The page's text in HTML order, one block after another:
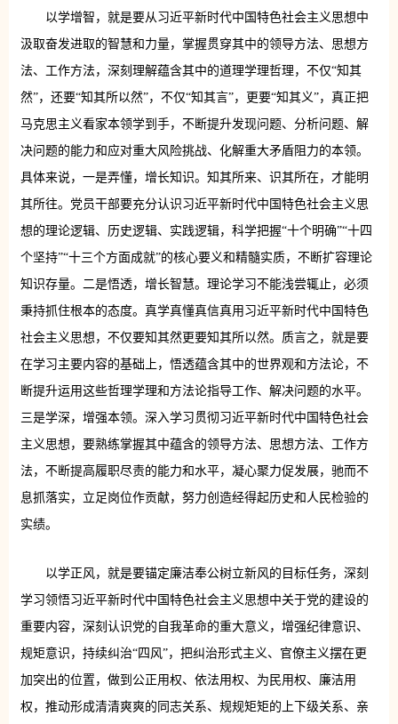
以学增智，就是要从习近平新时代中国特色社会主义思想中
汲取奋发进取的智慧和力量，掌握贯穿其中的领导方法、思想方
法、工作方法，深刻理解蕴含其中的道理学理哲理，不仅“知其
然”，还要“知其所以然”，不仅“知其言”，更要“知其义”，真正把
马克思主义看家本领学到手，不断提升发现问题、分析问题、解
决问题的能力和应对重大风险挑战、化解重大矛盾阻力的本领。
具体来说，一是弄懂，增长知识。知其所来、识其所在，才能明
其所往。党员干部要充分认识习近平新时代中国特色社会主义思
想的理论逻辑、历史逻辑、实践逻辑，科学把握“十个明确”“十四
个坚持”“十三个方面成就”的核心要义和精髓实质，不断扩容理论
知识存量。二是悟透，增长智慧。理论学习不能浅尝辄止，必须
秉持抓住根本的态度。真学真懂真信真用习近平新时代中国特色
社会主义思想，不仅要知其然更要知其所以然。质言之，就是要
在学习主要内容的基础上，悟透蕴含其中的世界观和方法论，不
断提升运用这些哲理学理和方法论指导工作、解决问题的水平。
三是学深，增强本领。深入学习贯彻习近平新时代中国特色社会
主义思想，要熟练掌握其中蕴含的领导方法、思想方法、工作方
法，不断提高履职尽责的能力和水平，凝心聚力促发展，驰而不
息抓落实，立足岗位作贡献，努力创造经得起历史和人民检验的
实绩。
以学正风，就是要锚定廉洁奉公树立新风的目标任务，深刻
学习领悟习近平新时代中国特色社会主义思想中关于党的建设的
重要内容，深刻认识党的自我革命的重大意义，增强纪律意识、
规矩意识，持续纠治“四风”，把纠治形式主义、官僚主义摆在更
加突出的位置，做到公正用权、依法用权、为民用权、廉洁用
权，推动形成清清爽爽的同志关系、规规矩矩的上下级关系、亲